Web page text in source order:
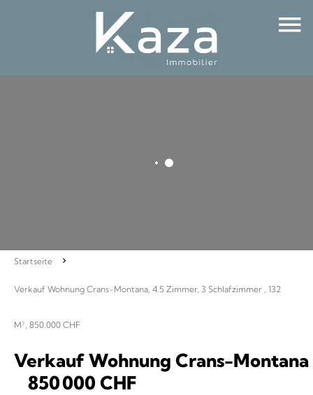
Startseite
Verkauf Wohnung Crans-Montana, 4.5 Zimmer, 3 Schlafzimmer , 132
M², 850.000 CHF
Verkauf Wohnung Crans-Montana
850 000 CHF